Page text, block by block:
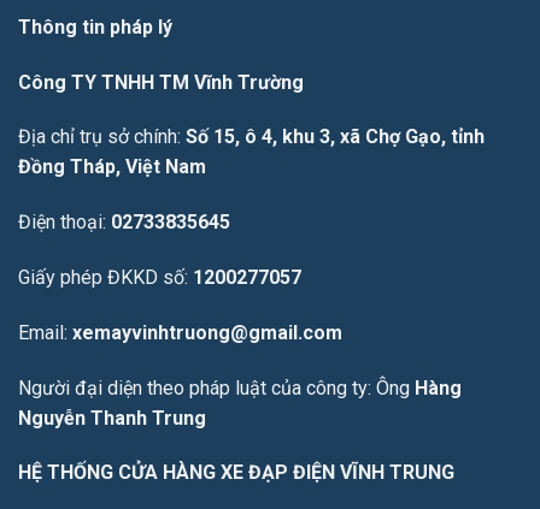
Thông tin pháp lý
Công TY TNHH TM Vĩnh Trường
Địa chỉ trụ sở chính: Số 15, ô 4, khu 3, xã Chợ Gạo, tỉnh
Đồng Tháp, Việt Nam
Điện thoại: 02733835645
Giấy phép ĐKKD số: 1200277057
Email: xemayvinhtruong@gmail.com
Người đại diện theo pháp luật của công ty: Ông Hàng
Nguyễn Thanh Trung
HỆ THỐNG CỬA HÀNG XE ĐẠP ĐIỆN VĨNH TRUNG